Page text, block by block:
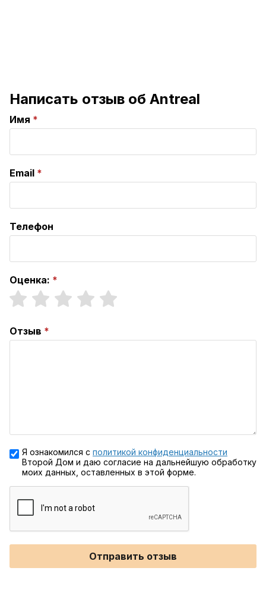
Написать отзыв об Antreal
Имя
Email
Телефон
Оценка:
Отзыв
Я ознакомился с политикой конфиденциальности
Второй Дом и даю согласие на дальнейшую обработку
моих данных, оставленных в этой форме.
Отправить отзыв